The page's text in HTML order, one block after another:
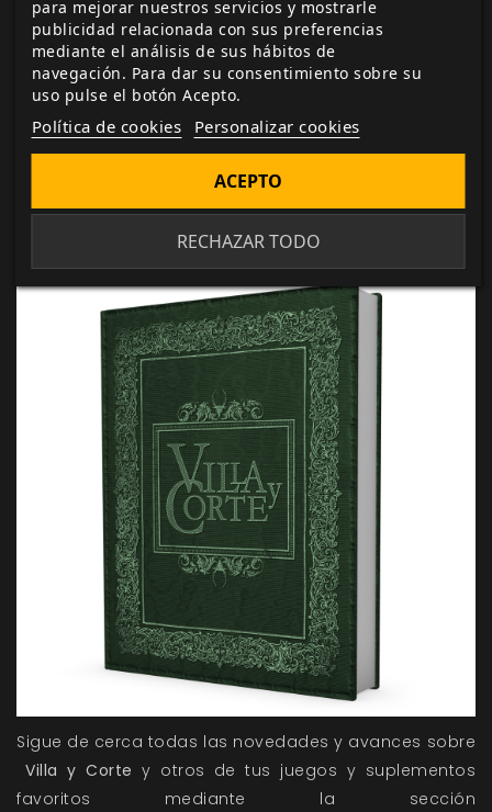
es llevar a cabo una acción o hazaña públicas (esto
es muy importante) tan respetables que restauren el
buen nombre del deshonrado. O dejar, simplemente,
que pase el tiempo y se olvide el desliz cometido. De
todas formas, hay acciones tan deshonrosas que ni
podido solucionar con el deshonrado huyendo de la
ciudad, enrolándose en el ejército o recluyéndose de
por vida en un convento.
Sigue de cerca todas las novedades y avances sobre
Villa y Corte y otros de tus juegos y suplementos
favoritos mediante la sección
para mejorar nuestros servicios y mostrarle
publicidad relacionada con sus preferencias
mediante el análisis de sus hábitos de
navegación. Para dar su consentimiento sobre su
uso pulse el botón Acepto.
Política de cookies Personalizar cookies
RECHAZAR TODO
ACEPTO